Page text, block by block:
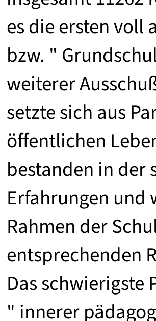
es die ersten voll
bzw. "
weiterer
setzte sich aus
öffentlichen
bestanden in der
Erfahrungen
Rahmen der
entsprechenden
Das
" innerer